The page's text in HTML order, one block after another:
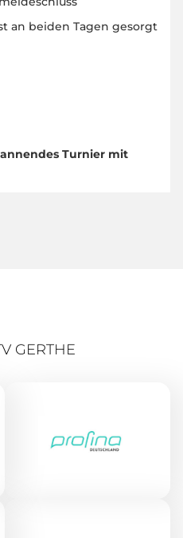
an beiden Tagen gesorgt
Turnier mit
GERTHE